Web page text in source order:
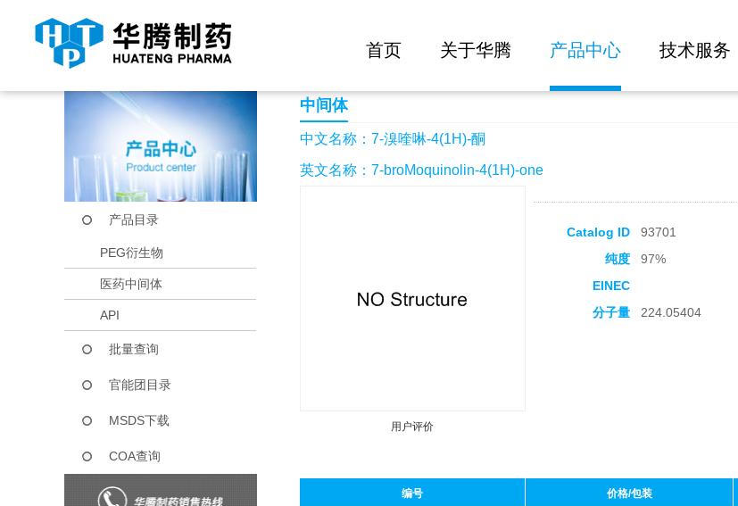
首页 关于华腾 产品中心 技术服务
当前位置： 首页 产品中心 7-溴喹啉-4(1H)-酮
产品目录
PEG衍生物
医药中间体
API
批量查询
官能团目录
MSDS下载
COA查询
中间体
中文名称：7-溴喹啉-4(1H)-酮
英文名称：7-broMoquinolin-4(1H)-one
用户评价
Catalog ID 93701
纯度
97%
EINEC
分子量
224.05404
编号 价格/包装